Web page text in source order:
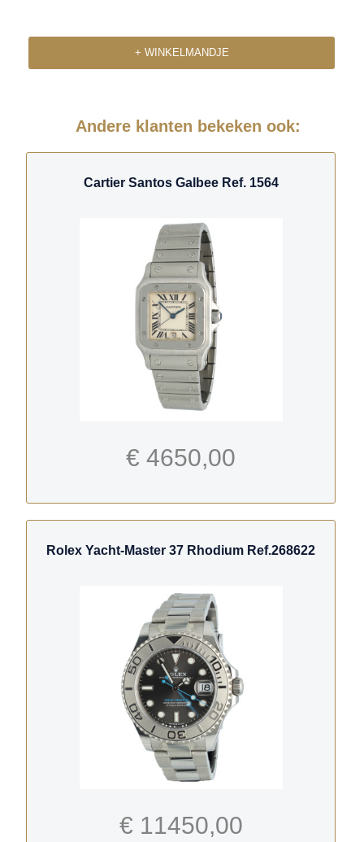
Andere klanten bekeken ook:
Cartier Santos Galbee Ref. 1564
€ 4650,00
Rolex Yacht-Master 37 Rhodium Ref.268622
€ 11450,00